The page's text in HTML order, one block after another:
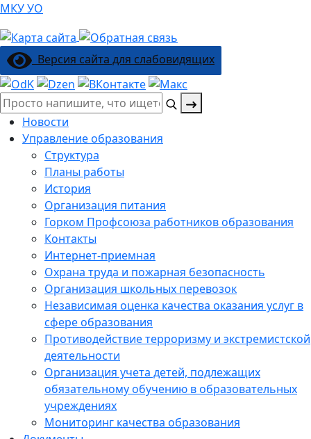
МКУ УО
Версия сайта для слабовидящих
Поиск:
Новости
Управление образования
Структура
Планы работы
История
Организация питания
Горком Профсоюза работников образования
Контакты
Интернет-приемная
Охрана труда и пожарная безопасность
Организация школьных перевозок
Независимая оценка качества оказания услуг в
сфере образования
Противодействие терроризму и экстремистской
деятельности
Организация учета детей, подлежащих
обязательному обучению в образовательных
учреждениях
Мониторинг качества образования